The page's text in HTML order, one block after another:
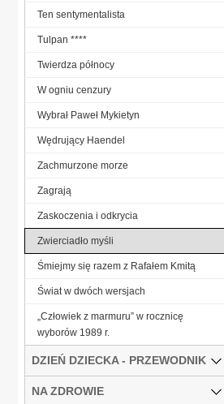
Ten sentymentalista
Tulpan ****
Twierdza północy
W ogniu cenzury
Wybrał Paweł Mykietyn
Wędrujący Haendel
Zachmurzone morze
Zagrają
Zaskoczenia i odkrycia
Zwierciadło myśli
Śmiejmy się razem z Rafałem Kmitą
Świat w dwóch wersjach
„Człowiek z marmuru” w rocznicę
wyborów 1989 r.
DZIEŃ DZIECKA - PRZEWODNIK
NA ZDROWIE